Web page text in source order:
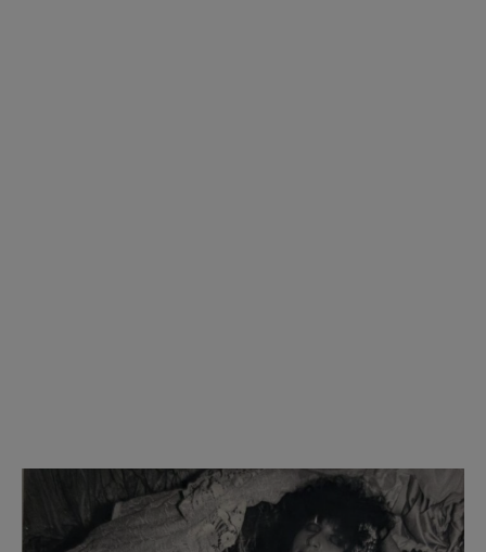
Sonderausstellung Archiv der Avantgarden